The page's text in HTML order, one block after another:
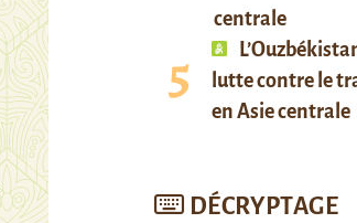
centrale
lutte contre le
en Asie centrale
DÉCRYPTAGE